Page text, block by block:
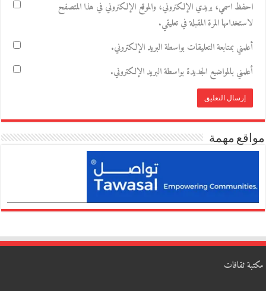
احفظ اسمي، بريدي الإلكتروني، والموقع الإلكتروني في هذا المتصفح
لاستخدامها المرة المقبلة في تعليقي.
أعلمني بمتابعة التعليقات بواسطة البريد الإلكتروني.
أعلمني بالمواضيع الجديدة بواسطة البريد الإلكتروني.
مواقع مهمة
مكتبة ثقافات